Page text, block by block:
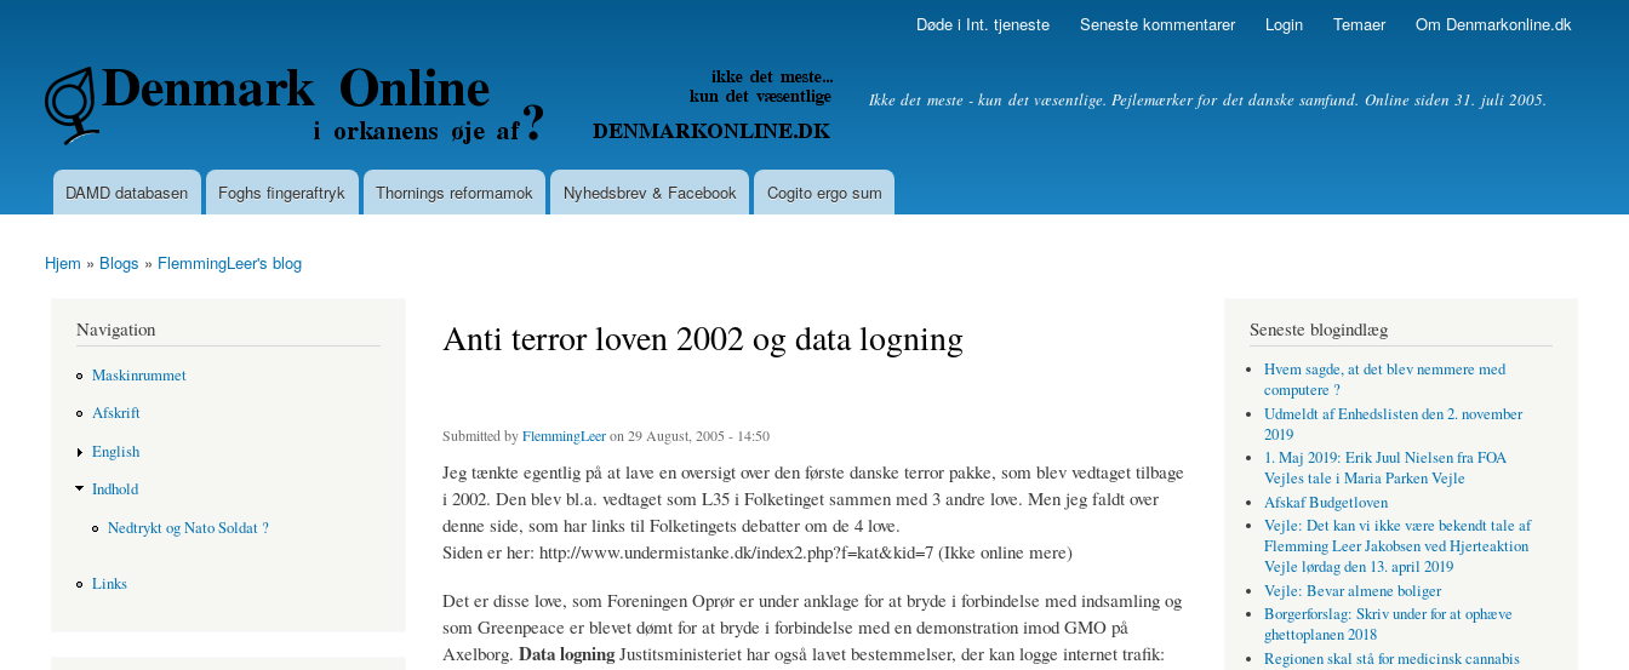
content
Døde i Int. tjeneste Seneste kommentarer Login Temaer Om Denmarkonline.dk
Denmarkonline.dk - blognyheder om politik Ikke det meste - kun det væsentlige. Pejlemærker for det danske samfund. Online siden 31. juli 2005.
Main menu
DAMD databasen Foghs fingeraftryk Thornings reformamok Nyhedsbrev & Facebook Cogito ergo sum
You are here
Hjem » Blogs » FlemmingLeer's blog
Anti terror loven 2002 og data logning
Submitted byFlemmingLeeron 29 August, 2005 - 14:50
Jeg tænkte egentlig på at lave en oversigt over den første danske terror pakke, som blev vedtaget tilbage
i 2002. Den blev bl.a. vedtaget som L35 i Folketinget sammen med 3 andre love. Men jeg faldt over
denne side, som har links til Folketingets debatter om de 4 love. ­
Siden er her: http://www.undermistanke.dk/index2.php?f=kat&kid=7 (Ikke online mere)
Det er disse love, som Foreningen Oprør er under anklage for at bryde i forbindelse med indsamling og
som Greenpeace er blevet dømt for at bryde i forbindelse med en demonstration imod GMO på
Axelborg. Data logningJustitsministeriet har også lavet bestemmelser, der kan logge internet trafik:
Navigation
Maskinrummet
Afskrift
English
Indhold
Nedtrykt og Nato Soldat ?
Links
Seneste blogindlæg
Hvem sagde, at det blev nemmere med
computere ?
Udmeldt af Enhedslisten den 2. november
2019
1. Maj 2019: Erik Juul Nielsen fra FOA
Vejles tale i Maria Parken Vejle
Afskaf Budgetloven
Vejle: Det kan vi ikke være bekendt tale af
Flemming Leer Jakobsen ved Hjerteaktion
Vejle lørdag den 13. april 2019
Vejle: Bevar almene boliger
Borgerforslag: Skriv under for at ophæve
ghettoplanen 2018
Regionen skal stå for medicinsk cannabis